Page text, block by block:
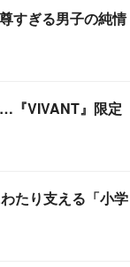
すぎる男子の純情
『VIVANT』限定
たり支える「小学